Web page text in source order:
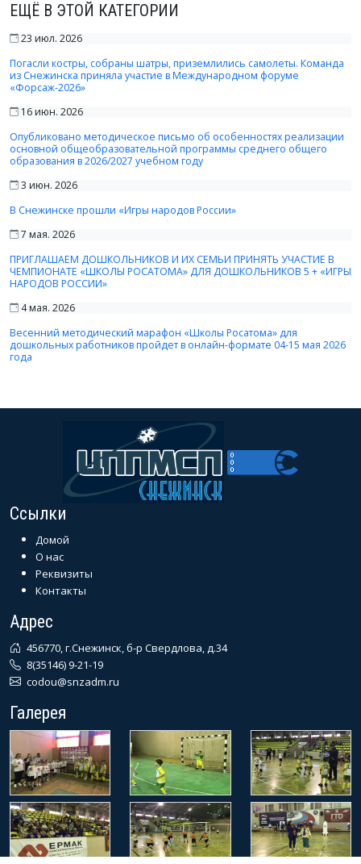
ЕЩЁ В ЭТОЙ КАТЕГОРИИ
23 июл. 2026
Погасли костры, собраны шатры, приземлились самолеты. Команда
из Снежинска приняла участие в Международном форуме
«Форсаж-2026»
16 июн. 2026
Опубликовано методическое письмо об особенностях реализации
основной общеобразовательной программы среднего общего
образования в 2026/2027 учебном году
3 июн. 2026
В Снежинске прошли «Игры народов России»
7 мая. 2026
ПРИГЛАШАЕМ ДОШКОЛЬНИКОВ И ИХ СЕМЬИ ПРИНЯТЬ УЧАСТИЕ В
ЧЕМПИОНАТЕ «ШКОЛЫ РОСАТОМА» ДЛЯ ДОШКОЛЬНИКОВ 5 + «ИГРЫ
НАРОДОВ РОССИИ»
4 мая. 2026
Весенний методический марафон «Школы Росатома» для
дошкольных работников пройдет в онлайн-формате 04-15 мая 2026
года
Ссылки
Домой
О нас
Реквизиты
Контакты
Адрес
456770, г.Снежинск, б-р Свердлова, д.34
8(35146) 9-21-19
codou@snzadm.ru
Галерея